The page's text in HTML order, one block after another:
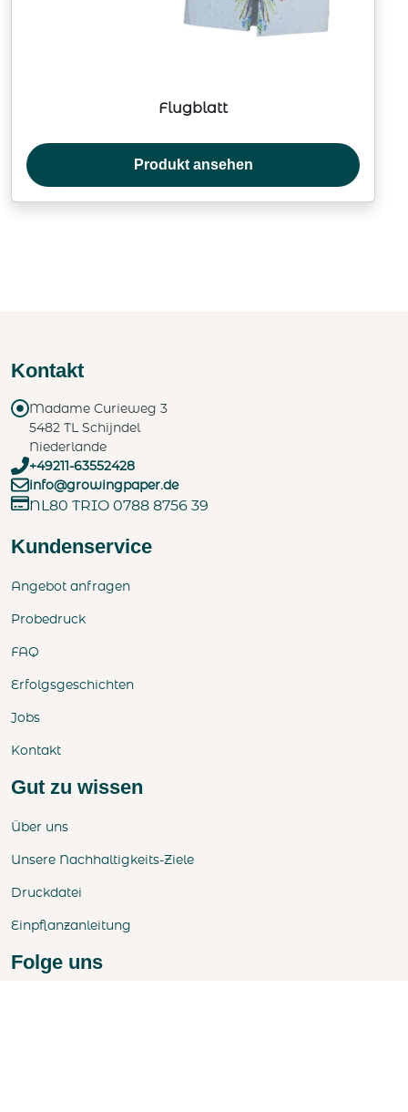
Flugblatt
Produkt ansehen
Kontakt
Madame Curieweg 3
5482 TL Schijndel
Niederlande
+49211-63552428
info@growingpaper.de
NL80 TRIO 0788 8756 39
Kundenservice
Angebot anfragen
Probedruck
FAQ
Erfolgsgeschichten
Jobs
Kontakt
Gut zu wissen
Über uns
Unsere Nachhaltigkeits-Ziele
Druckdatei
Einpflanzanleitung
Folge uns